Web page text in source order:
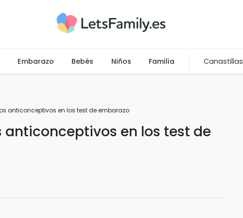
Embarazo Bebés Niños Familia Canastillas
anticonceptivos en los test de embarazo
anticonceptivos en los test de